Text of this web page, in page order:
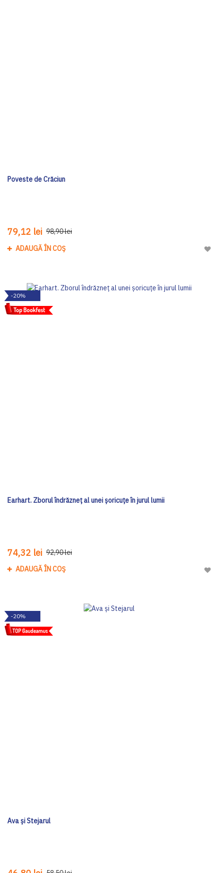
Poveste de Crăciun
79,12 lei 98,90 lei
ADAUGĂ ÎN COȘ
-20%
Earhart. Zborul îndrăzneț al unei șoricuțe în jurul lumii
74,32 lei 92,90 lei
ADAUGĂ ÎN COȘ
-20%
Ava și Stejarul